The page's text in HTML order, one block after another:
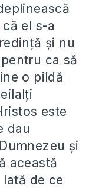
el s-a
și nu
ca să
o pildă
este
dau
și
această
de ce